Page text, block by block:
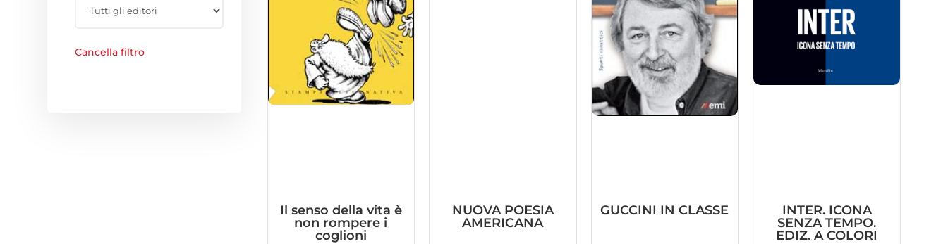
Cancella filtro
Il senso della vita è
non rompere i
coglioni
NUOVA POESIA
AMERICANA
GUCCINI IN CLASSE
INTER. ICONA
SENZA TEMPO.
EDIZ. A COLORI